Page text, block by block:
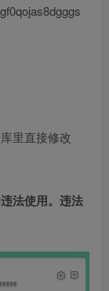
里直接修改
法使用。违法